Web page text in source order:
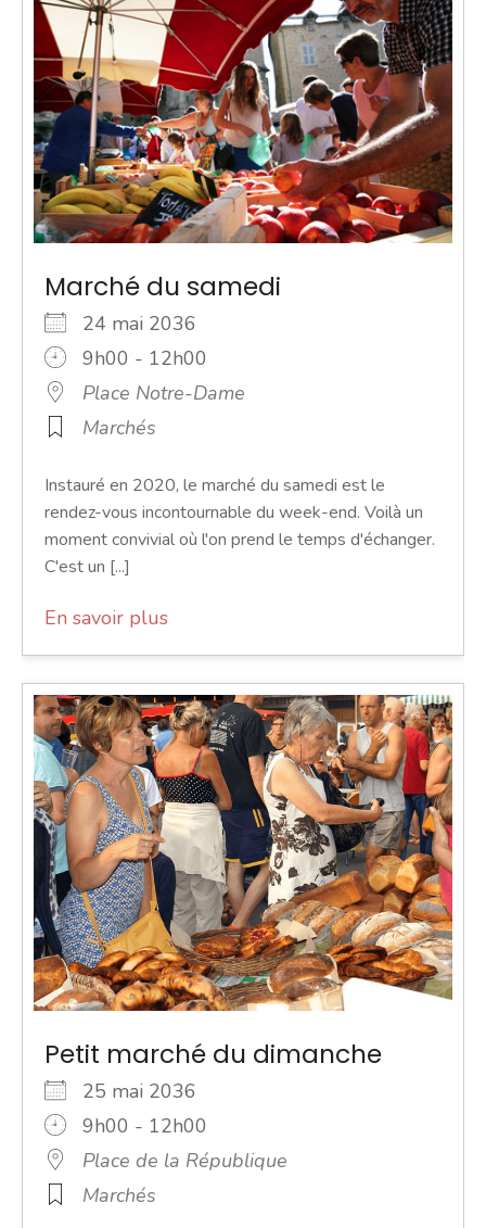
Marché du samedi
24 mai 2036
9h00 - 12h00
Place Notre-Dame
Marchés
Instauré en 2020, le marché du samedi est le
rendez-vous incontournable du week-end. Voilà un
moment convivial où l'on prend le temps d'échanger.
C'est un [...]
En savoir plus
Petit marché du dimanche
25 mai 2036
9h00 - 12h00
Place de la République
Marchés